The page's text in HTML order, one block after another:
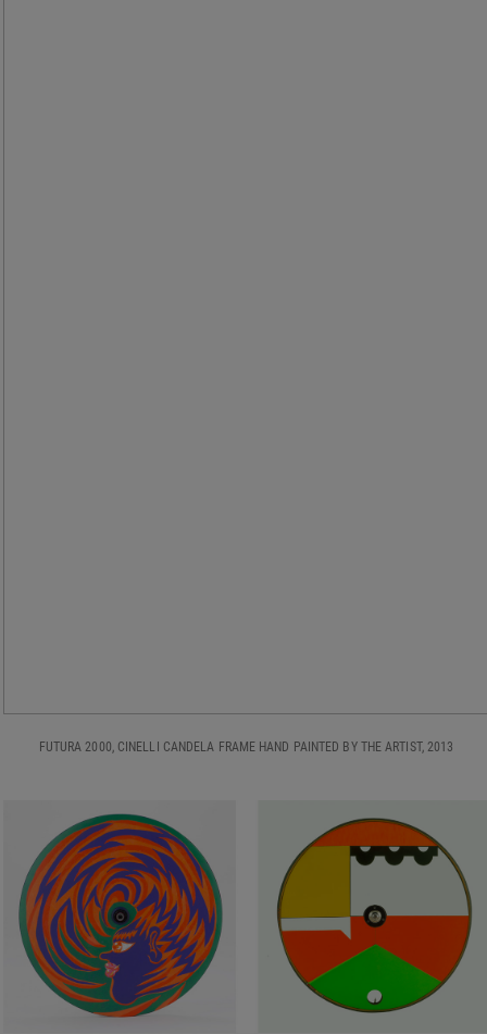
FUTURA 2000, CINELLI CANDELA FRAME HAND PAINTED BY THE ARTIST, 2013